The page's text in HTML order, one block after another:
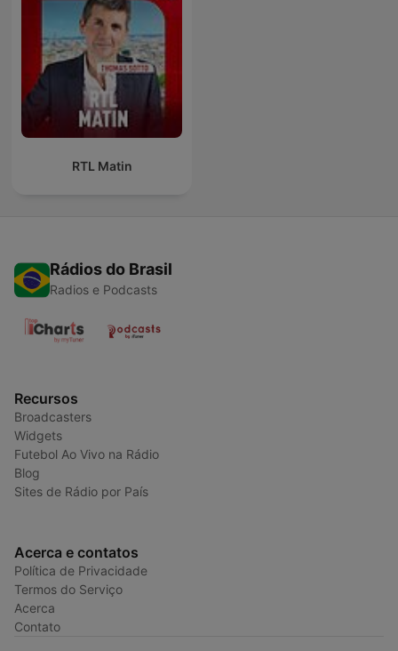
RTL Matin
Rádios do Brasil
Radios e Podcasts
Recursos
Broadcasters
Widgets
Futebol Ao Vivo na Rádio
Blog
Sites de Rádio por País
Acerca e contatos
Política de Privacidade
Termos do Serviço
Acerca
Contato